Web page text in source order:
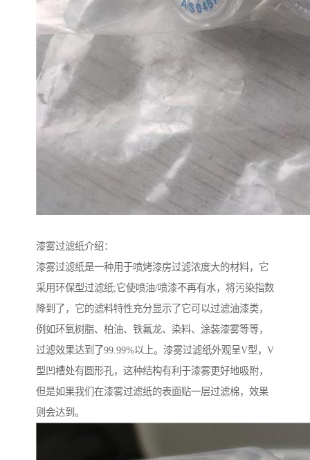
漆雾过滤纸介绍：
漆雾过滤纸是一种用于喷烤漆房过滤浓度大的材料，它
采用环保型过滤纸;它使喷油/喷漆不再有水，将污染指数
降到了，它的滤料特性充分显示了它可以过滤油漆类，
例如环氧树脂、柏油、铁氟龙、染料、涂装漆雾等等，
过滤效果达到了99.99%以上。漆雾过滤纸外观呈V型，V
型凹槽处有圆形孔，这种结构有利于漆雾更好地吸附，
但是如果我们在漆雾过滤纸的表面贴一层过滤棉，效果
则会达到。